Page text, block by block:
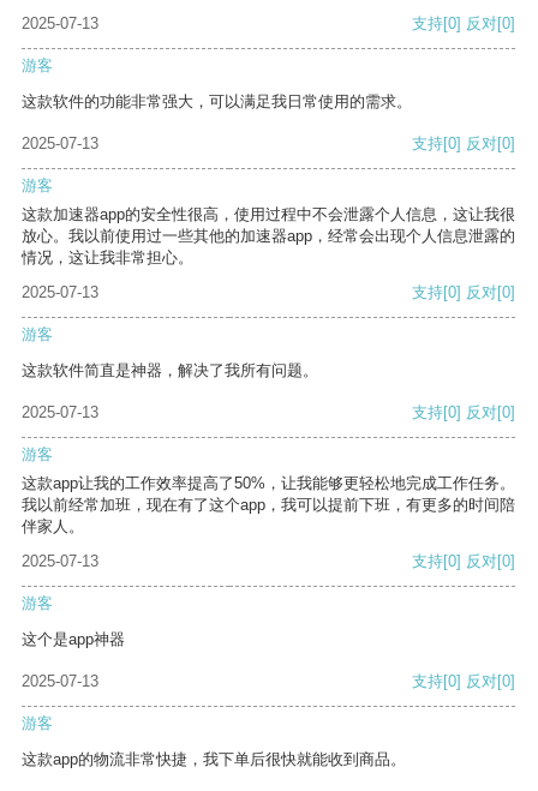
2025-07-13
支持[0] 反对[0]
游客
这款软件的功能非常强大，可以满足我日常使用的需求。
2025-07-13 支持[0] 反对[0]
游客
这款加速器app的安全性很高，使用过程中不会泄露个人信息，这让我很
放心。我以前使用过一些其他的加速器app，经常会出现个人信息泄露的
情况，这让我非常担心。
2025-07-13
支持[0] 反对[0]
游客
这款软件简直是神器，解决了我所有问题。
2025-07-13 支持[0] 反对[0]
游客
这款app让我的工作效率提高了50%，让我能够更轻松地完成工作任务。
我以前经常加班，现在有了这个app，我可以提前下班，有更多的时间陪
伴家人。
2025-07-13
支持[0] 反对[0]
游客
这个是app神器
2025-07-13 支持[0] 反对[0]
游客
这款app的物流非常快捷，我下单后很快就能收到商品。